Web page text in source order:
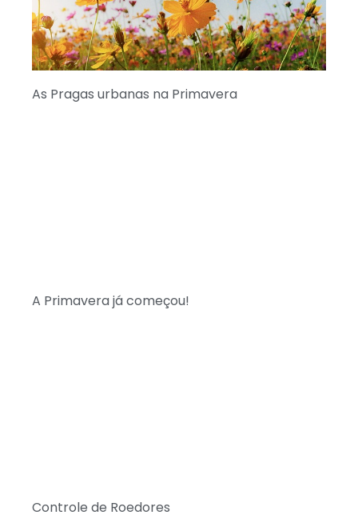
As Pragas urbanas na Primavera
A Primavera já começou!
Controle de Roedores